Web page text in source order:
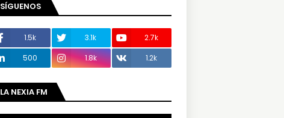
SÍGUENOS
1.5k 3.1k
2.7k
500
1.8k 1.2k
LA NEXIA FM